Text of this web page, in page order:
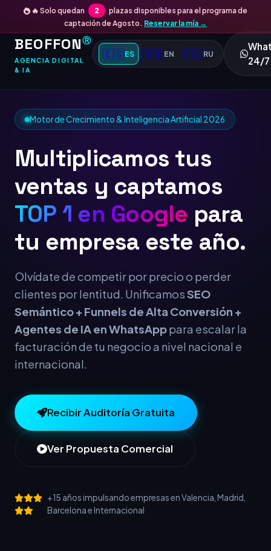
🔥 Solo quedan 2
plazas disponibles para el programa de
captación de Agosto. Reservar la mía →
BEOFFONⓇ
AGENCIA DIGITAL
& IA
🇪🇸ES 🇬🇧EN 🇷🇺RU
24/7
Motor de Crecimiento & Inteligencia Artificial 2026
Multiplicamos tus
ventas y captamos
TOP 1 en Google para
tu empresa este año.
Olvídate de competir por precio o perder
clientes por lentitud. UnificamosSEO
Semántico + Funnels de Alta Conversión +
Agentes de IA en WhatsApppara escalar la
facturación de tu negocio a nivel nacional e
internacional.
Recibir Auditoría Gratuita
Ver Propuesta Comercial
+15 años impulsando empresas en Valencia, Madrid,
Barcelona e Internacional